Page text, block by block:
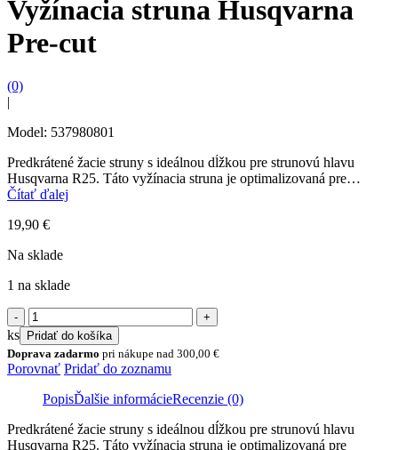
Vyžínacia struna Husqvarna
Pre-cut
(0)
|
Model: 537980801
Predkrátené žacie struny s ideálnou dĺžkou pre strunovú hlavu
Husqvarna R25. Táto vyžínacia struna je optimalizovaná pre
jednoduchú výmenu a je vedená z vonkajšej strany...
Čítať ďalej
19,90 €
Na sklade
1 na sklade
množstvo
Vyžínacia
struna
Husqvarna
Pre-
ks
Pridať do košíka
Doprava zadarmo pri nákupe nad 300,00 €
Porovnať Pridať do zoznamu
PopisĎalšie informácieRecenzie (0)
Predkrátené žacie struny s ideálnou dĺžkou pre strunovú hlavu
Husqvarna R25. Táto vyžínacia struna je optimalizovaná pre